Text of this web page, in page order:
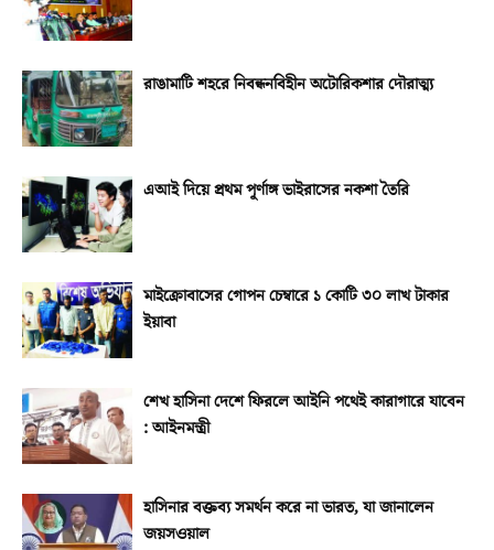
রাঙামাটি শহরে নিবন্ধনবিহীন অটোরিকশার দৌরাত্ম্য
এআই দিয়ে প্রথম পূর্ণাঙ্গ ভাইরাসের নকশা তৈরি
মাইক্রোবাসের গোপন চেম্বারে ১ কোটি ৩০ লাখ টাকার
ইয়াবা
শেখ হাসিনা দেশে ফিরলে আইনি পথেই কারাগারে যাবেন
: আইনমন্ত্রী
হাসিনার বক্তব্য সমর্থন করে না ভারত, যা জানালেন
জয়সওয়াল